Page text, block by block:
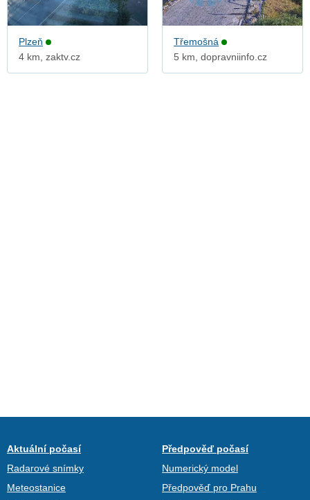
Plzeň
4 km, zaktv.cz
Třemošná
5 km, dopravniinfo.cz
Aktuální počasí
Radarové snímky
Meteostanice
Předpověď počasí
Numerický model
Předpověď pro Prahu